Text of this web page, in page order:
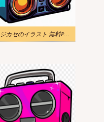
ラジカセのイラスト 無料PNG画像